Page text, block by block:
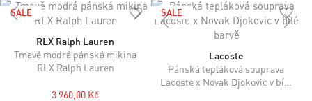
SALE
RLX Ralph Lauren
Tmavě modrá pánská mikina
RLX Ralph Lauren
3 960,00 Kč
SALE
Lacoste
Pánská tepláková souprava
Lacoste x Novak Djokovic v bílé